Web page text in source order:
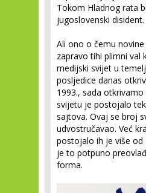
Tokom Hladnog rata
jugoslovenski disident.
Ali ono o čemu
zapravo tihi plimni val
medijski svijet u
posljedice danas
1993., sada
svijetu je postojalo
sajtova. Ovaj se broj
udvostručavao. Već
postojalo ih je više od
je to potpuno
forma.